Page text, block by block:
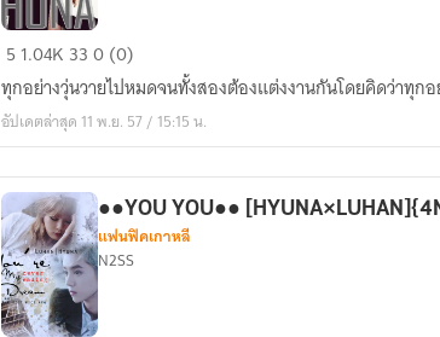
[4EXO]
2HEARTS
it's
over
นี้
หยุด
ที่
เธอ
5 1.04K 330 (0)
ทุกอย่างวุ่นวายไปหมดจนทั้งสองต้องแต่งงานกันโดยคิดว่าทุกอ
อัปเดตล่าสุด 11 พ.ย. 57 / 15:15 น.
●●YOU YOU●●
แฟนฟิคเกาหลี
N2SS